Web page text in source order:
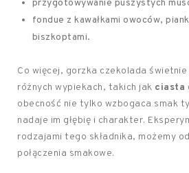
przygotowywanie puszystych
fondue z kawałkami owoców,
biszkoptami.
Co więcej, gorzka czekolada
różnych wypiekach, takich jak ciasta
obecność nie tylko wzbogaca smak
nadaje im głębię i charakter.
rodzajami tego składnika, możemy
połączenia smakowe.